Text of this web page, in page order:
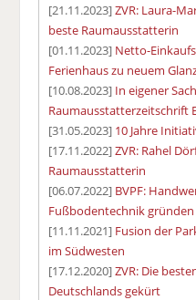
[21.11.2023]ZVR: Laura-
beste Raumausstatterin
[01.11.2023] Netto-
Ferienhaus zu neuem
[10.08.2023] In eigener
Raumausstatterzeitschrift
[31.05.2023] 10 Jahre
[17.11.2022]ZVR: Rahel
Raumausstatterin
[06.07.2022] BVPF:
Fußbodentechnik
[11.11.2021] Fusion der
im Südwesten
[17.12.2020]ZVR: Die
Deutschlands gekürt